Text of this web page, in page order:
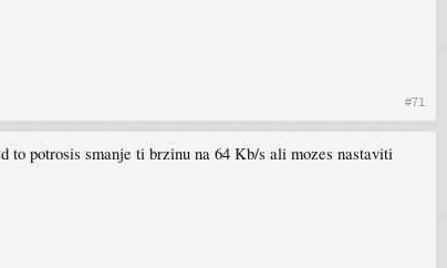
#71
potrosis smanje ti brzinu na 64 Kb/s ali mozes nastaviti